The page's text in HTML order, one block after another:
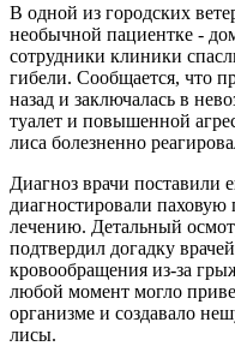
В одной из городских
необычной пациентке -
сотрудники клиники
гибели. Сообщается, что
назад и заключалась в
туалет и повышенной
лиса болезненно
Диагноз врачи поставили
диагностировали паховую
лечению. Детальный
подтвердил догадку
кровообращения из-за
любой момент могло
организме и создавало
лисы.